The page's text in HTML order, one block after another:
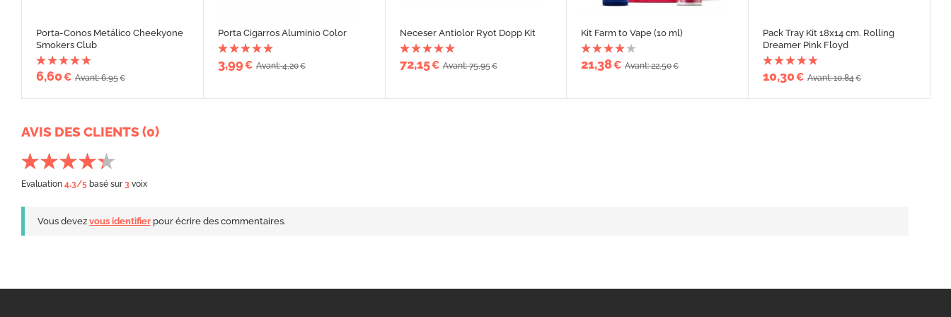
Porta-Conos Metálico Cheekyone
Smokers Club
6,60€ Avant: 6,95€
Porta Cigarros Aluminio Color
3,99€ Avant: 4,20€
Neceser Antiolor Ryot Dopp Kit
72,15€ Avant: 75,95€
Kit Farm to Vape (10 ml)
21,38€ Avant: 22,50€
Pack Tray Kit 18x14 cm. Rolling
Dreamer Pink Floyd
10,30€ Avant: 10,84€
AVIS DES CLIENTS (0)
Evaluation 4.3/5 basé sur3 voix
Vous devez vous identifier pour écrire des commentaires.